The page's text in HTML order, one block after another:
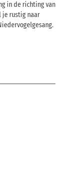
in de richting van
je rustig naar